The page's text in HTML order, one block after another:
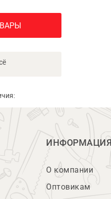
ИНФОРМАЦИЯ
О компании
Оптовикам